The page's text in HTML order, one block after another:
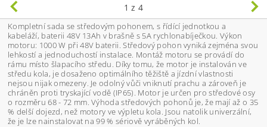
1 z 4
Kompletní sada se středovým pohonem, s řídící jednotkou a
kabeláží, baterii 48V 13Ah v brašně s 5A rychlonabíječkou. Výkon
motoru: 1000 W při 48V baterii. Středový pohon vyniká zejména svou
lehkostí a jednoduchostí instalace. Montáž motoru se provádí do
rámu místo šlapacího středu. Díky tomu, že motor je instalován ve
středu kola, je dosaženo optimálního těžiště a jízdní vlastnosti
nejsou nijak omezeny. Je odolný vůči vniknutí prachu a zároveň je
chráněn proti tryskající vodě (IP65). Motor je určen pro středové osy
o rozměru 68 - 72 mm. Výhoda středových pohonů je, že mají až o 35
% delší dojezd, než motory ve výpletu kola. Jsou natolik univerzální,
že je lze nainstalovat na 99 % sériově vyráběných kol.